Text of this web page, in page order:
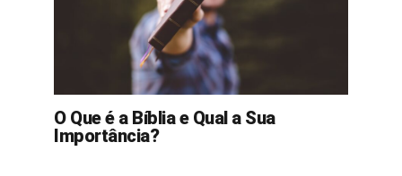
O Que é a Bíblia e Qual a Sua
Importância?